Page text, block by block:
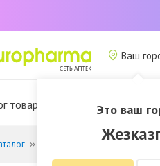
Ваш
Это ваш
товаров